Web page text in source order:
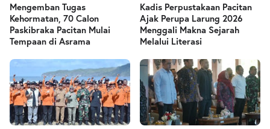
Mengemban Tugas
Kehormatan, 70 Calon
Paskibraka Pacitan Mulai
Tempaan di Asrama
Kadis Perpustakaan Pacitan
Ajak Perupa Larung 2026
Menggali Makna Sejarah
Melalui Literasi